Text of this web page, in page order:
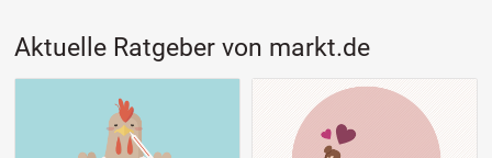
Aktuelle Ratgeber von markt.de